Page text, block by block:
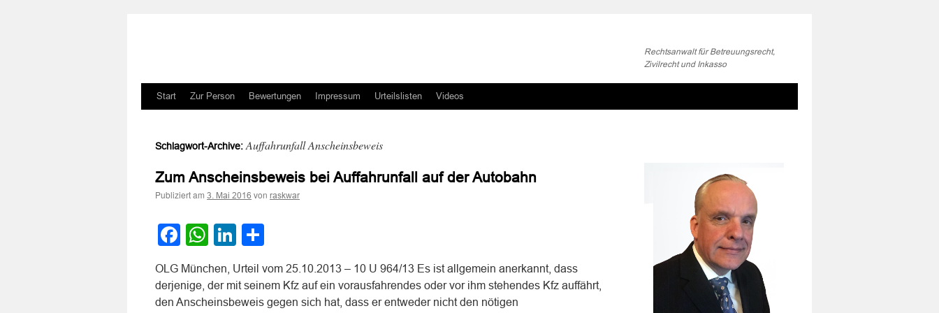
Rechtsanwalt für Betreuungsrecht,
Zivilrecht und Inkasso
Zum
springen
Start Zur Person Bewertungen Impressum Urteilslisten Videos
Schlagwort-Archive: Auffahrunfall Anscheinsbeweis
Zum Anscheinsbeweis bei Auffahrunfall auf der Autobahn
Publiziert am 3. Mai 2016 von raskwar
Facebook
WhatsApp
LinkedIn
OLG München, Urteil vom 25.10.2013 – 10 U 964/13 Es ist allgemein anerkannt, dass
derjenige, der mit seinem Kfz auf ein vorausfahrendes oder vor ihm stehendes Kfz auffährt,
den Anscheinsbeweis gegen sich hat, dass er entweder nicht den nötigen